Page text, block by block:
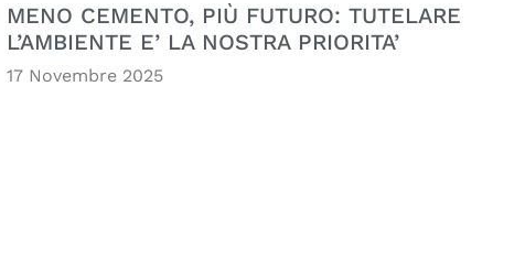
MENO CEMENTO, PIÙ FUTURO: TUTELARE
L’AMBIENTE E’ LA NOSTRA PRIORITA’
17 Novembre 2025